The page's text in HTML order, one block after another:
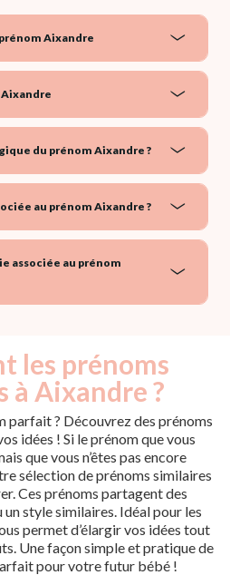
Aixandre
du prénom Aixandre ?
au prénom Aixandre ?
associée au prénom
les prénoms
à Aixandre ?
parfait ? Découvrez des prénoms
idées ! Si le prénom que vous
que vous n’êtes pas encore
sélection de prénoms similaires
Ces prénoms partagent des
style similaires. Idéal pour les
permet d’élargir vos idées tout
Une façon simple et pratique de
pour votre futur bébé !